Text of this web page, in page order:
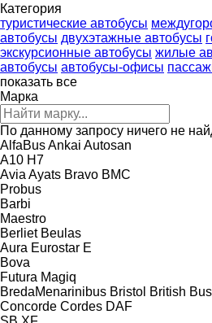
Категория
туристические автобусы
автобусы двухэтажные автобусы
экскурсионные автобусы жилые
автобусы автобусы-офисы
показать все
Марка
По данному запросу ничего не
AlfaBusAnkai Autosan
A10 H7
Avia Ayats Bravo BMC
Probus
Barbi
Maestro
Berliet Beulas
Aura Eurostar E
Bova
Futura Magiq
BredaMenarinibus Bristol British Bus
Concorde Cordes DAF